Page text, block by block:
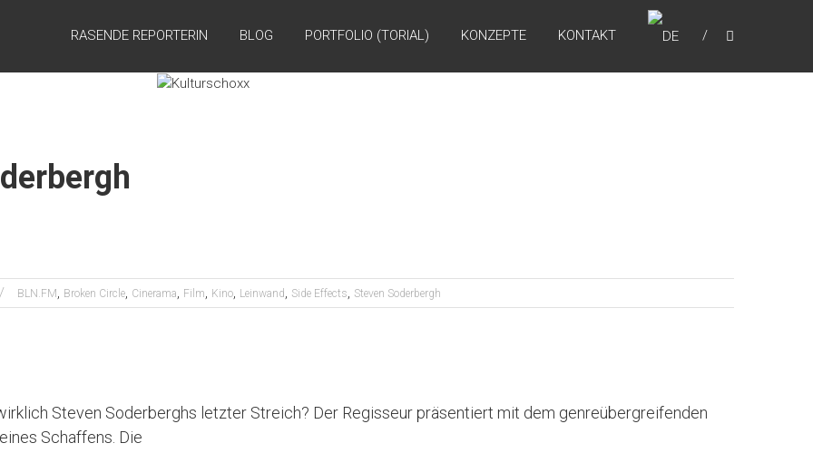
RASENDE REPORTERIN BLOG PORTFOLIO (TORIAL) KONZEPTE KONTAKT
BLN.FM , Broken Circle, Cinerama, Film, Kino, Leinwand , Side Effects, Steven Soderbergh
Steven Soderberghs letzter Streich? Der Regisseur präsentiert mit dem genreübergreifenden
Schaffens. Die